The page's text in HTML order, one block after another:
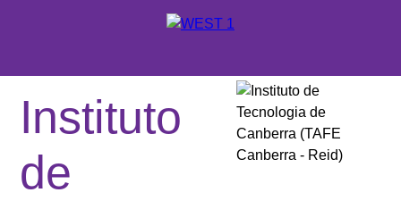
ORÇAMENTO
ONDE ESTUDAR
SUPORTE WEST 1
Instituto
de